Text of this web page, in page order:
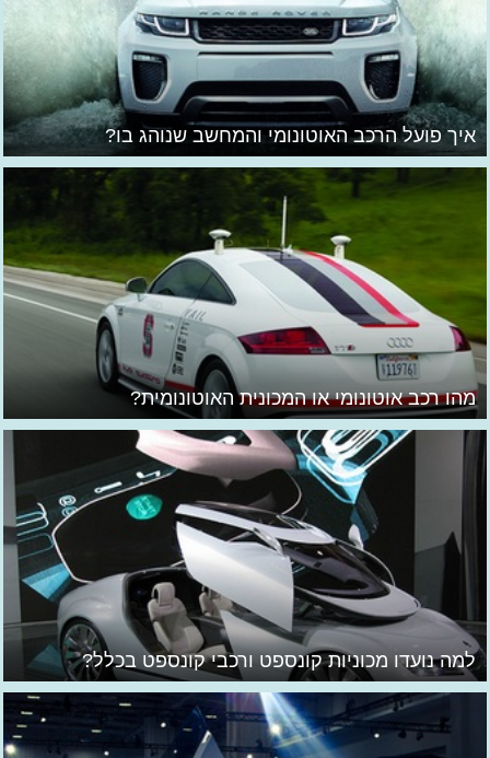
איך פועל הרכב האוטונומי והמחשב שנוהג בו?
מהו רכב אוטונומי או המכונית האוטונומית?
למה נועדו מכוניות קונספט ורכבי קונספט בכלל?